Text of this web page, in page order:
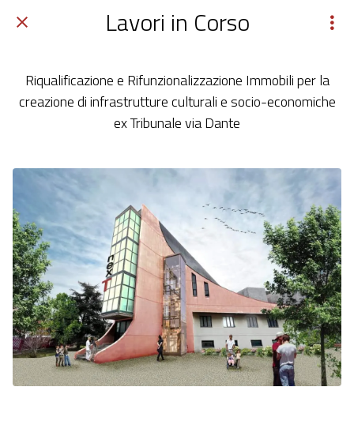
Lavori in Corso
Riqualificazione e Rifunzionalizzazione Immobili per la
creazione di infrastrutture culturali e socio-economiche
ex Tribunale via Dante